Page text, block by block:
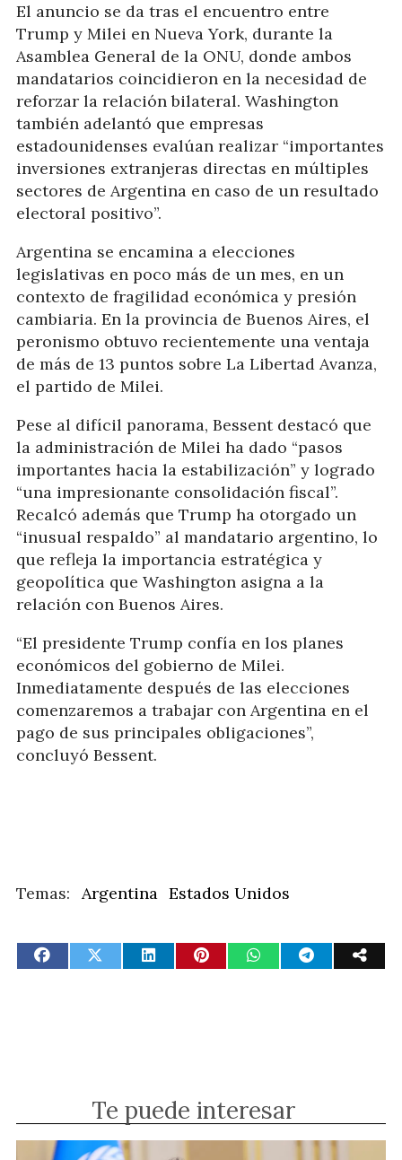
El anuncio se da tras el encuentro entre
Trump y Milei en Nueva York, durante la
Asamblea General de la ONU, donde ambos
mandatarios coincidieron en la necesidad de
reforzar la relación bilateral. Washington
también adelantó que empresas
estadounidenses evalúan realizar “importantes
inversiones extranjeras directas en múltiples
sectores de Argentina en caso de un resultado
electoral positivo”.
Argentina se encamina a elecciones
legislativas en poco más de un mes, en un
contexto de fragilidad económica y presión
cambiaria. En la provincia de Buenos Aires, el
peronismo obtuvo recientemente una ventaja
de más de 13 puntos sobre La Libertad Avanza,
el partido de Milei.
Pese al difícil panorama, Bessent destacó que
la administración de Milei ha dado “pasos
importantes hacia la estabilización” y logrado
“una impresionante consolidación fiscal”.
Recalcó además que Trump ha otorgado un
“inusual respaldo” al mandatario argentino, lo
que refleja la importancia estratégica y
geopolítica que Washington asigna a la
relación con Buenos Aires.
“El presidente Trump confía en los planes
económicos del gobierno de Milei.
Inmediatamente después de las elecciones
comenzaremos a trabajar con Argentina en el
pago de sus principales obligaciones”,
concluyó Bessent.
Argentina Estados Unidos
Te puede interesar